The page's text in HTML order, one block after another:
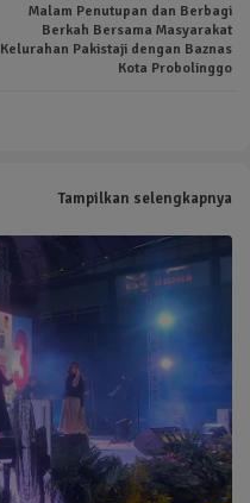
Malam Penutupan dan Berbagi
Berkah Bersama Masyarakat
Kelurahan Pakistaji dengan Baznas
Kota Probolinggo
Tampilkan selengkapnya